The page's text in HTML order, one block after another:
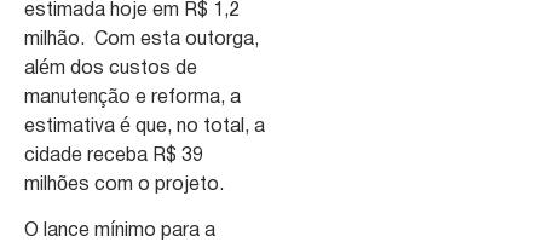
estimada hoje em R$ 1,2
milhão. Com esta outorga,
além dos custos de
manutenção e reforma, a
estimativa é que, no total, a
cidade receba R$ 39
milhões com o projeto.
O lance mínimo para a